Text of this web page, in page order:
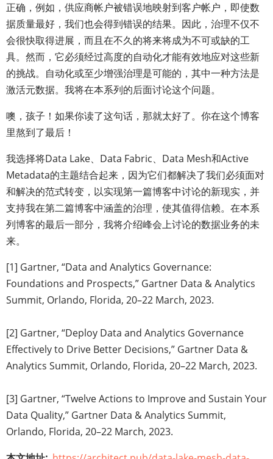
正确，例如，供应商帐户被错误地映射到客户帐户，即使数
据质量最好，我们也会得到错误的结果。因此，治理不仅不
会很快取得进展，而且在不久的将来将成为不可或缺的工
具。然而，它必须经过高度的自动化才能有效地应对这些新
的挑战。自动化或至少增强治理是可能的，其中一种方法是
激活元数据。我将在本系列的后面讨论这个问题。
噢，孩子！如果你读了这句话，那就太好了。你在这个博客
里熬到了最后！
我选择将Data Lake、Data Fabric、Data Mesh和Active
Metadata的主题结合起来，因为它们都解决了我们必须面对
和解决的范式转变，以实现第一篇博客中讨论的新现实，并
支持我在第二篇博客中涵盖的治理，使其值得信赖。在本系
列博客的最后一部分，我将介绍峰会上讨论的数据业务的未
来。
[1] Gartner, “Data and Analytics Governance:
Foundations and Prospects,” Gartner Data & Analytics
Summit, Orlando, Florida, 20–22 March, 2023.
[2] Gartner, “Deploy Data and Analytics Governance
Effectively to Drive Better Decisions,” Gartner Data &
Analytics Summit, Orlando, Florida, 20–22 March, 2023.
[3] Gartner, “Twelve Actions to Improve and Sustain Your
Data Quality,” Gartner Data & Analytics Summit,
Orlando, Florida, 20–22 March, 2023.